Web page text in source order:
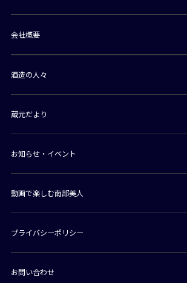
会社概要
酒造の人々
蔵元だより
お知らせ・イベント
動画で楽しむ南部美人
プライバシーポリシー
お問い合わせ